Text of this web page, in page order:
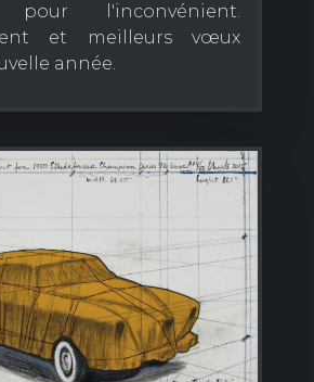
pour l'inconvénient.
et meilleurs vœux
année.